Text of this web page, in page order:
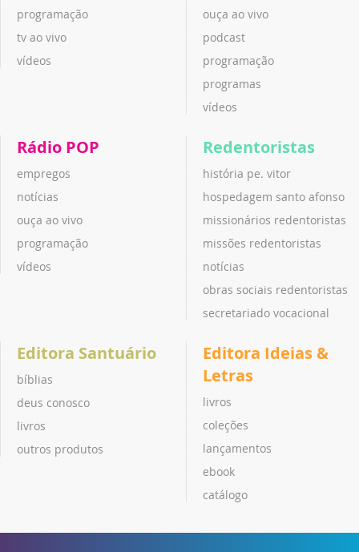
programação
tv ao vivo
vídeos
ouça ao vivo
podcast
programação
programas
vídeos
Rádio POP
empregos
notícias
ouça ao vivo
programação
vídeos
Redentoristas
história pe. vitor
hospedagem santo afonso
missionários redentoristas
missões redentoristas
notícias
obras sociais redentoristas
secretariado vocacional
Editora Santuário
bíblias
deus conosco
livros
outros produtos
Editora Ideias &
Letras
livros
coleções
lançamentos
ebook
catálogo